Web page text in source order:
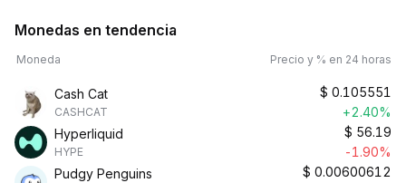
Monedas en tendencia
Moneda Precio y % en 24 horas
Cash Cat
CASHCAT
$ 0.105551
+2.40%
Hyperliquid
HYPE
$ 56.19
-1.90%
Pudgy Penguins
$ 0.00600612